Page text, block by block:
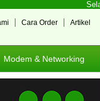
Artikel
Cara Order
Modem & Networking